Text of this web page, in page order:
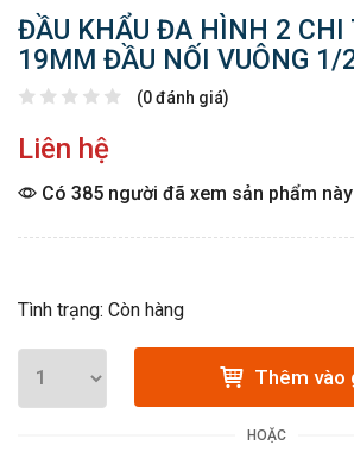
ĐẦU KHẨU ĐA HÌNH 2 CHI
19MM ĐẦU NỐI VUÔNG 1/
(0 đánh giá)
Liên hệ
Có 385 người đã xem sản phẩm này
Tình trạng: Còn hàng
Thêm vào
HOẶC